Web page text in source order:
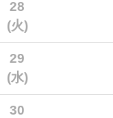
28
(火)
29
(水)
30